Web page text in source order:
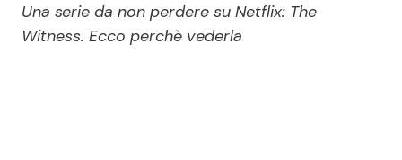
Soap Opera
Una serie da non perdere su Netflix: The
Witness. Ecco perchè vederla